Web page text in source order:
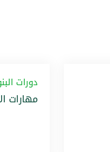
دورات
مهارات